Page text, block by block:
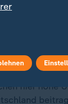
den
hier hohe